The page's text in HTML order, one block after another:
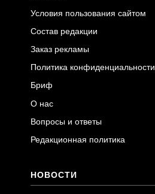
Условия пользования сайтом
Состав редакции
Заказ рекламы
Политика конфиденциальности
Бриф
О нас
Вопросы и ответы
Редакционная политика
НОВОСТИ